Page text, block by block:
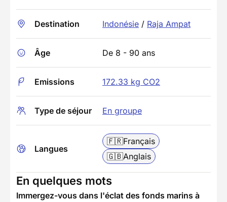
Destination Indonésie / Raja Ampat
Âge De 8 - 90 ans
Emissions 172.33 kg CO2
Type de séjour En groupe
Langues
🇫🇷Français
🇬🇧Anglais
En quelques mots
Immergez-vous dans l'éclat des fonds marins à